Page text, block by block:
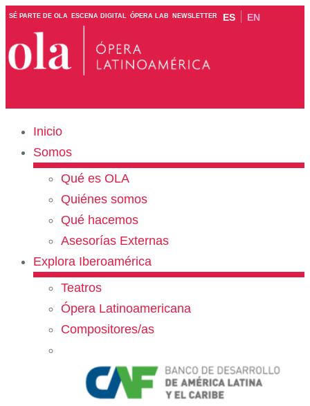
SÉ PARTE DE OLA ESCENA DIGITAL ÓPERA LAB NEWSLETTER ES EN
Inicio
Somos
Qué es OLA
Quiénes somos
Qué hacemos
Asesorías Externas
Explora Iberoamérica
Teatros
Ópera Latinoamericana
Compositores/as